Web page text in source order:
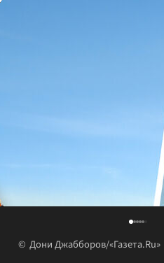
Дони Джабборов/«Газета.Ru»